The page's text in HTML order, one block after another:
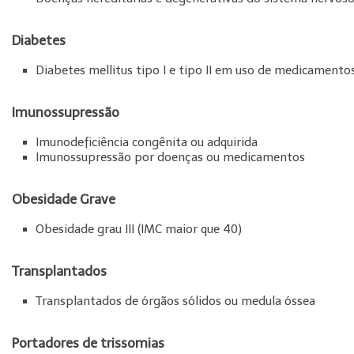
Diabetes
Diabetes mellitus tipo I e tipo II em uso de
Imunossupressão
Imunodeficiência congênita ou adquirida
Imunossupressão por doenças ou medicamentos
Obesidade Grave
Obesidade grau III (IMC maior que 40)
Transplantados
Transplantados de órgãos sólidos ou medula óssea
Portadores de trissomias